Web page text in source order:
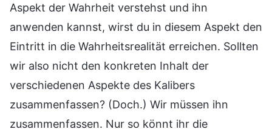
Aspekt der Wahrheit verstehst und ihn
anwenden kannst, wirst du in diesem Aspekt den
Eintritt in die Wahrheitsrealität erreichen. Sollten
wir also nicht den konkreten Inhalt der
verschiedenen Aspekte des Kalibers
zusammenfassen? (Doch.) Wir müssen ihn
zusammenfassen. Nur so könnt ihr die